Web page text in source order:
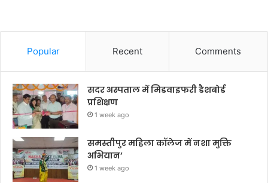
Popular Recent Comments
सदर अस्पताल में मिडवाइफरी डैशबोर्ड
प्रशिक्षण
1 week ago
समस्तीपुर महिला कॉलेज में नशा मुक्ति
अभियान’
1 week ago